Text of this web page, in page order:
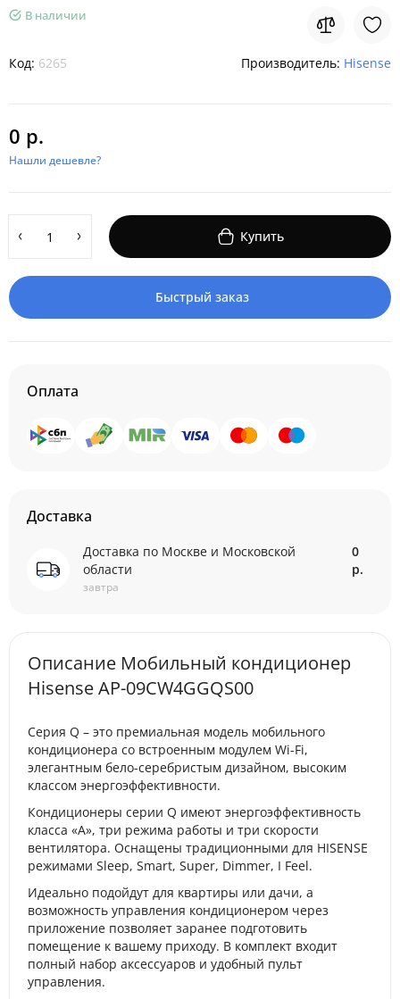
В наличии
Код: 6265 Производитель: Hisense
0 р.
Нашли дешевле?
Купить
Быстрый заказ
Оплата
Доставка
Доставка по Москве и Московской
области
завтра
0
р.
Описание Мобильный кондиционер
Hisense AP-09CW4GGQS00
Серия Q – это премиальная модель мобильного
кондиционера со встроенным модулем Wi-Fi,
элегантным бело-серебристым дизайном, высоким
классом энергоэффективности.
Кондиционеры серии Q имеют энергоэффективность
класса «А», три режима работы и три скорости
вентилятора. Оснащены традиционными для HISENSE
режимами Sleep, Smart, Super, Dimmer, I Feel.
Идеально подойдут для квартиры или дачи, а
возможность управления кондиционером через
приложение позволяет заранее подготовить
помещение к вашему приходу. В комплект входит
полный набор аксессуаров и удобный пульт
управления.